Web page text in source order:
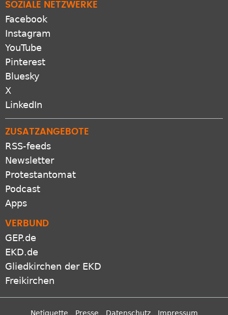
SOZIALE NETZWERKE
Facebook
Instagram
YouTube
Pinterest
Bluesky
X
LinkedIn
ZUSATZANGEBOTE
RSS-feeds
Newsletter
Protestantomat
Podcast
Apps
VERBUND
GEP.de
EKD.de
Gliedkirchen der EKD
Freikirchen
Netiquette Presse Datenschutz Impressum